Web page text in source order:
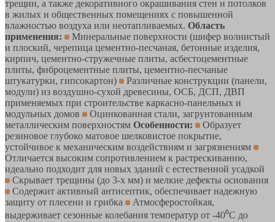
трещин, а также декоративного окрашивания стен и потолков
в жилых и общественных помещениях с повышенной
влажностью воздуха или неотапливаемых. Область
применения:
Минеральные поверхности (шифер волнистый
и плоский, черепица цементно-песчаная, бетонные изделия,
кирпич, цементно-стружечные плиты, асбестоцементные
плиты, фиброцементные плиты, цементно-песчаные
штукатурки, гипсокартон)
Различные конструкции (панели,
модули) из воздушно-сухой древесины, ОСБ, ДСП, ДВП
применяемых при строительстве каркасно-панельных и
модульных домов
Оцинкованная стали, загрунтованным
металлическим поверхностям Особенности:
Образует
резиновое глубоко матовое шелковистое покрытие,
устойчивое к механическим воздействиям и загрязнениям
Отличается высоким сопротивлением к растрескиванию,
идеально подходит для новых зданий с естественной усадкой
Скрывает трещины (до 3-х мм) и мелкие дефекты основания
Содержит активный антисептик, обеспечивает надежную
защиту от плесени и грибка
Атмосферостойкая,
выдерживает сезонные колебания температур от -40⁰С до